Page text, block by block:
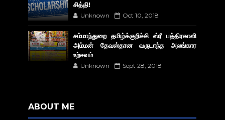
சித்தி!
Unknown Oct 10, 2018
சம்மாந்துறை தமிழ்க்குறிச்சி ஸ்ரீ பத்திரகாளி
அம்மன் தேவஸ்தான வருடாந்த அலங்கார
உற்சவம்
Unknown Sept 28, 2018
ABOUT ME